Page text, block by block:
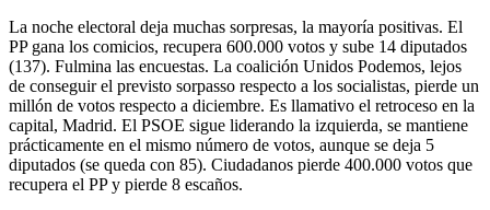
La noche electoral deja muchas sorpresas, la mayoría positivas. El
PP gana los comicios, recupera 600.000 votos y sube 14 diputados
(137). Fulmina las encuestas. La coalición Unidos Podemos, lejos
de conseguir el previsto sorpasso respecto a los socialistas, pierde un
millón de votos respecto a diciembre. Es llamativo el retroceso en la
capital, Madrid. El PSOE sigue liderando la izquierda, se mantiene
prácticamente en el mismo número de votos, aunque se deja 5
diputados (se queda con 85). Ciudadanos pierde 400.000 votos que
recupera el PP y pierde 8 escaños.